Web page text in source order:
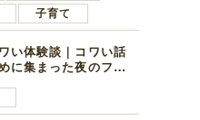
子育て
い体験談｜コワい話
に集まった夜のファ
子ママ